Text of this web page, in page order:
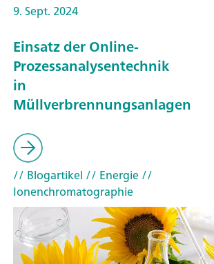
9. Sept. 2024
Einsatz der Online-
Prozessanalysentechnik
in
Müllverbrennungsanlagen
// Blogartikel // Energie//
Ionenchromatographie